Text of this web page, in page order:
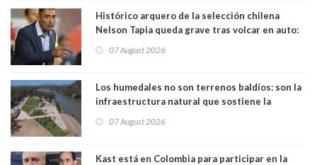
Histórico arquero de la selección chilena
Nelson Tapia queda grave tras volcar en auto:
07 August 2026
Los humedales no son terrenos baldíos: son la
infraestructura natural que sostiene la
07 August 2026
Kast está en Colombia para participar en la